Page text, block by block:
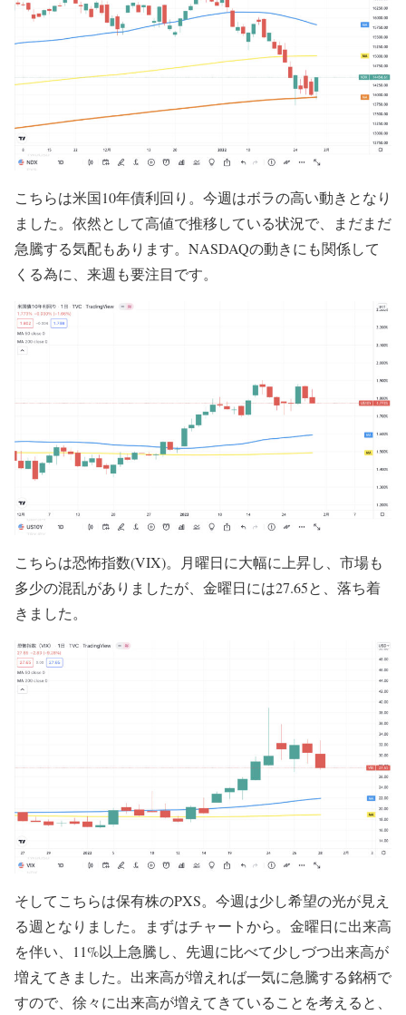
こちらは米国10年債利回り。今週はボラの高い動きとなり
ました。依然として高値で推移している状況で、まだまだ
急騰する気配もあります。NASDAQの動きにも関係して
くる為に、来週も要注目です。
こちらは恐怖指数(VIX)。月曜日に大幅に上昇し、市場も
多少の混乱がありましたが、金曜日には27.65と、落ち着
きました。
そしてこちらは保有株のPXS。今週は少し希望の光が見え
る週となりました。まずはチャートから。金曜日に出来高
を伴い、11%以上急騰し、先週に比べて少しづつ出来高が
増えてきました。出来高が増えれば一気に急騰する銘柄で
すので、徐々に出来高が増えてきていることを考えると、